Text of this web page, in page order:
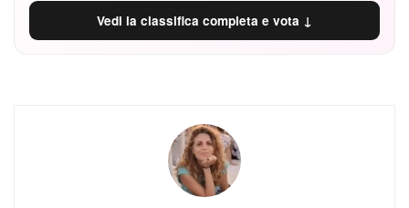
Vedi la classifica completa e vota ↓